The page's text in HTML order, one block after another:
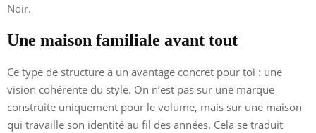
Noir.
Une maison familiale avant tout
Ce type de structure a un avantage concret pour toi : une
vision cohérente du style. On n’est pas sur une marque
construite uniquement pour le volume, mais sur une maison
qui travaille son identité au fil des années. Cela se traduit